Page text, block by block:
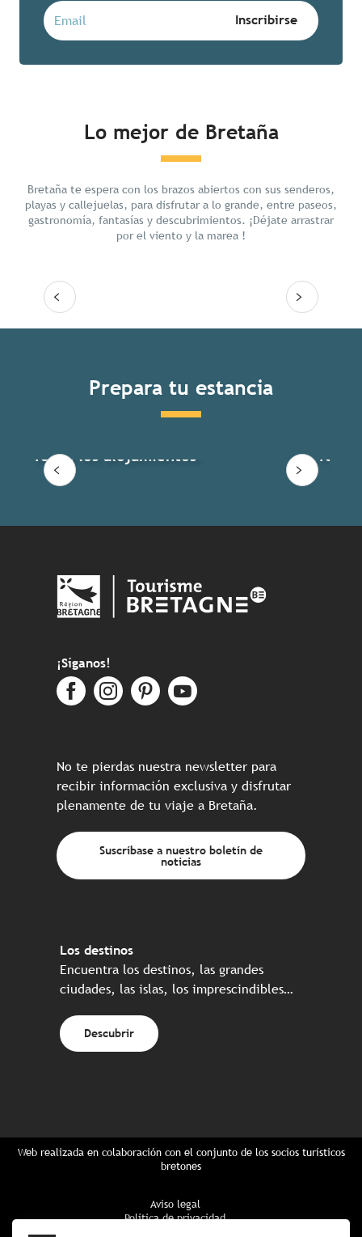
Lo mejor de Bretaña
Bretaña te espera con los brazos abiertos con sus senderos,
playas y callejuelas, para disfrutar a lo grande, entre paseos,
gastronomía, fantasías y descubrimientos. ¡Déjate arrastrar
por el viento y la marea !
Prepara tu estancia
Todos los alojamientos
¡Síganos!
No te pierdas nuestra newsletter para
recibir información exclusiva y disfrutar
plenamente de tu viaje a Bretaña.
Suscríbase a nuestro boletín de
noticias
Los destinos
Encuentra los destinos, las grandes
ciudades, las islas, los imprescindibles…
Descubrir
Web realizada en colaboración con el conjunto de los socios turísticos
bretones
Aviso legal
Política de privacidad